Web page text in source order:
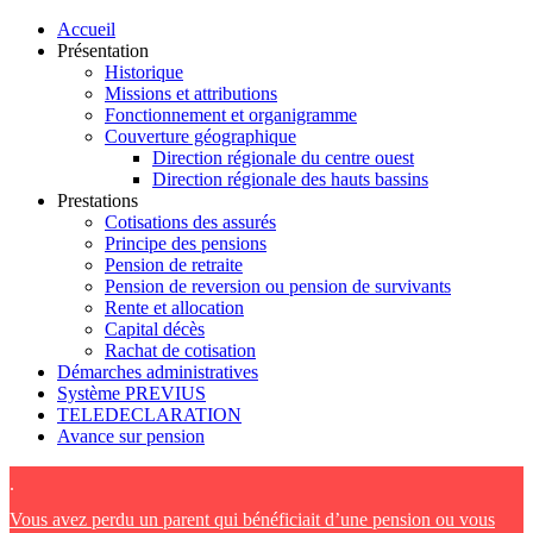
Accueil
Présentation
Historique
Missions et attributions
Fonctionnement et organigramme
Couverture géographique
Direction régionale du centre ouest
Direction régionale des hauts bassins
Prestations
Cotisations des assurés
Principe des pensions
Pension de retraite
Pension de reversion ou pension de survivants
Rente et allocation
Capital décès
Rachat de cotisation
Démarches administratives
Système PREVIUS
TELEDECLARATION
Avance sur pension
.
Vous avez perdu un parent qui bénéficiait d’une pension ou vous